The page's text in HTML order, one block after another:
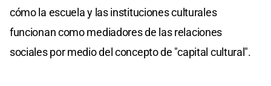
cómo la escuela y las instituciones culturales
funcionan como mediadores de las relaciones
sociales por medio del concepto de "capital cultural".